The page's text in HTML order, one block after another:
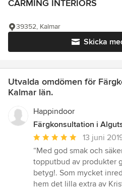
CARMING INTERIORS
Skicka
39352, Kalmar
Utvalda omdömen för
Kalmar län.
Happindoor
Färgkonsultation i
Genomsnittligt
omdöme:
5
av
5
13 juni
“Med god smak och
topputbud av produkter
betyg!. Som mycket
hem det lilla extra av